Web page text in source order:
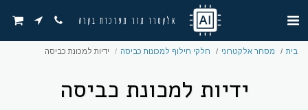
אלקטרו מור מערכות בקרה
בית מסחר אלקטרוני חלקי חילוף למכונות כביסה ידיות למכונת כביסה
ידיות למכונת כביסה